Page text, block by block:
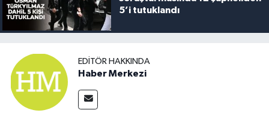
5’i tutuklandı
EDITÖR HAKKINDA
Haber Merkezi